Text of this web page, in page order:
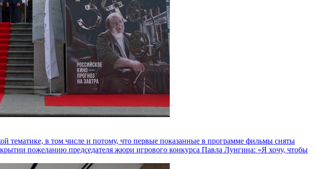
тематике, в том числе и потому, что первые показанные в программе фильмы сняты
пожеланию председателя жюри игрового конкурса Павла Лунгина: «Я хочу, чтобы